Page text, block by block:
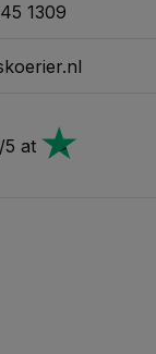
1309
/5 at